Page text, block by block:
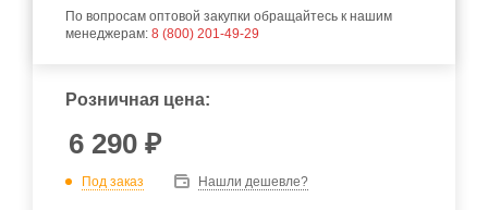
По вопросам оптовой закупки обращайтесь к нашим
менеджерам: 8 (800) 201-49-29
Розничная цена:
6 290 ₽
Под заказ Нашли дешевле?